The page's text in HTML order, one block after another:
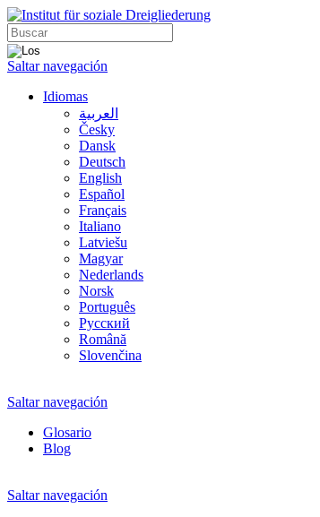
Saltar navegación
Idiomas
العربية
Česky
Dansk
Deutsch
English
Español
Français
Italiano
Latviešu
Magyar
Nederlands
Norsk
Português
Русский
Română
Slovenčina
Saltar navegación
Glosario
Blog
Saltar navegación